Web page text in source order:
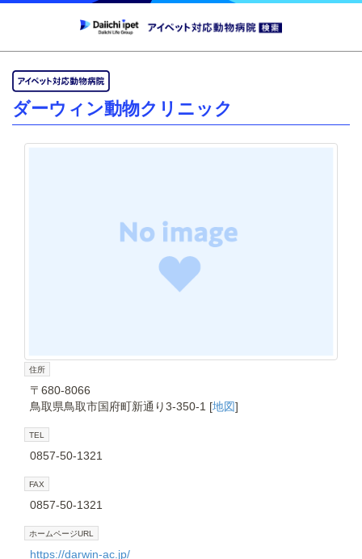
ダーウィン動物クリニック
住所
〒680-8066
鳥取県鳥取市国府町新通り3-350-1 [地図]
TEL
0857-50-1321
FAX
0857-50-1321
ホームページURL
https://darwin-ac.jp/